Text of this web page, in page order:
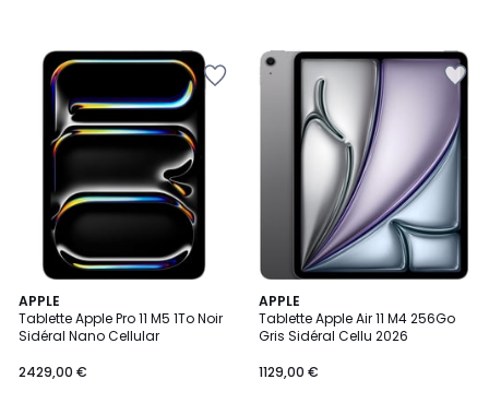
APPLE
Tablette Apple Pro 11 M5 1To Noir
Sidéral Nano Cellular
2429,00 €
APPLE
Tablette Apple Air 11 M4 256Go
Gris Sidéral Cellu 2026
1129,00 €